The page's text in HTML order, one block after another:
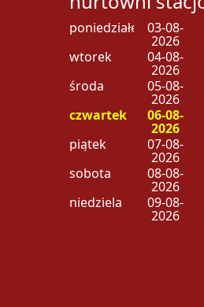
poniedziałek 03-08-
2026
wtorek
04-08-
2026
środa
05-08-
2026
czwartek
06-08-
2026
piątek
07-08-
2026
sobota
08-08-
2026
niedziela
09-08-
2026